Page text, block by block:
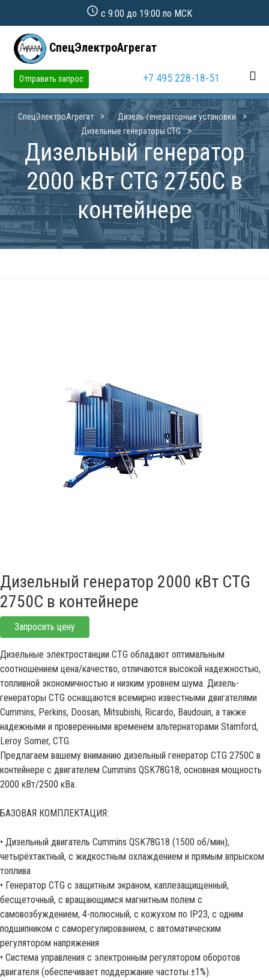
с 9:00 до 19:00 по МСК
СпецЭлектроАгрегат
Отправить запрос +7 495 228-18-51
СпецЭлектроАгрегат
Дизель-генераторные установки
Дизельные генераторы CTG
Дизельный генератор
2000 кВт CTG 2750C в
контейнере
Дизельный генератор 2000 кВт CTG
2750C в контейнере
Запросить цену
Дизельные электростанции CTG обладают оптимальным
соотношением цена/качество, отличаются высокой надежностью,
топливной экономичностью и низким уровнем шума. Дизель-
генераторы CTG оснащаются всемирно известными двигателями
Cummins, Perkins, Doosan, Mitsubishi, Ricardo, Baudouin, а также
надежными и проверенными временем альтернаторами Stamford,
Leroy Somer, CTG.
Предлагаем вашему вниманию дизельный генератор CTG 2750C в
контейнере с двигателем Cummins QSK78G18, основная мощность
2000 кВт/2500 кВа.
БАЗОВАЯ КОМПЛЕКТАЦИЯ:
• Дизельный двигатель Cummins QSK78G18 (1500 об/мин),
четырёхтактный, с жидкостным охлаждением и прямым впрыском
топлива
• Генератор CTG с защитным экраном, каплезащищенный,
бесщеточный, с вращающимся магнитным полем с
самовозбуждением, 4-полюсный, с кожухом по IP23, с одним
подшипником с саморегулированием, с автоматическим
регулятором напряжения
• Система управления с электронным регулятором оборотов
двигателя (обеспечивает поддержание частоты ±1%).